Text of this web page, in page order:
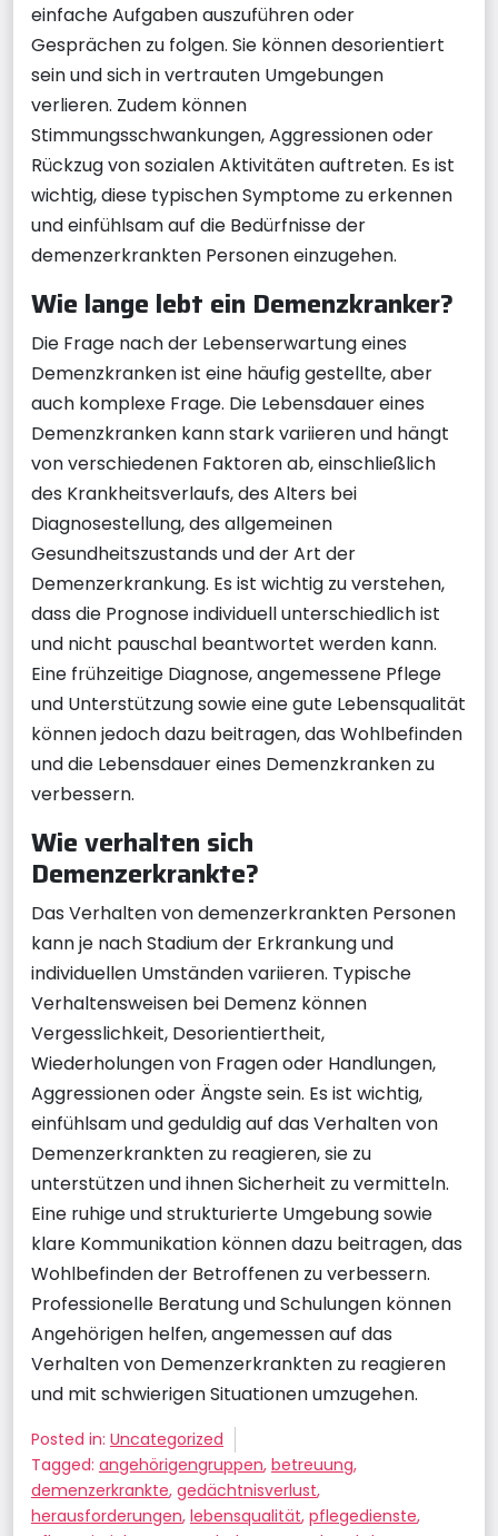
einfache Aufgaben auszuführen oder
Gesprächen zu folgen. Sie können desorientiert
sein und sich in vertrauten Umgebungen
verlieren. Zudem können
Stimmungsschwankungen, Aggressionen oder
Rückzug von sozialen Aktivitäten auftreten. Es ist
wichtig, diese typischen Symptome zu erkennen
und einfühlsam auf die Bedürfnisse der
demenzerkrankten Personen einzugehen.
Wie lange lebt ein Demenzkranker?
Die Frage nach der Lebenserwartung eines
Demenzkranken ist eine häufig gestellte, aber
auch komplexe Frage. Die Lebensdauer eines
Demenzkranken kann stark variieren und hängt
von verschiedenen Faktoren ab, einschließlich
des Krankheitsverlaufs, des Alters bei
Diagnosestellung, des allgemeinen
Gesundheitszustands und der Art der
Demenzerkrankung. Es ist wichtig zu verstehen,
dass die Prognose individuell unterschiedlich ist
und nicht pauschal beantwortet werden kann.
Eine frühzeitige Diagnose, angemessene Pflege
und Unterstützung sowie eine gute Lebensqualität
können jedoch dazu beitragen, das Wohlbefinden
und die Lebensdauer eines Demenzkranken zu
verbessern.
Wie verhalten sich
Demenzerkrankte?
Das Verhalten von demenzerkrankten Personen
kann je nach Stadium der Erkrankung und
individuellen Umständen variieren. Typische
Verhaltensweisen bei Demenz können
Vergesslichkeit, Desorientiertheit,
Wiederholungen von Fragen oder Handlungen,
Aggressionen oder Ängste sein. Es ist wichtig,
einfühlsam und geduldig auf das Verhalten von
Demenzerkrankten zu reagieren, sie zu
unterstützen und ihnen Sicherheit zu vermitteln.
Eine ruhige und strukturierte Umgebung sowie
klare Kommunikation können dazu beitragen, das
Wohlbefinden der Betroffenen zu verbessern.
Professionelle Beratung und Schulungen können
Angehörigen helfen, angemessen auf das
Verhalten von Demenzerkrankten zu reagieren
und mit schwierigen Situationen umzugehen.
Posted in: Uncategorized
Tagged: angehörigengruppen, betreuung,
demenzerkrankte, gedächtnisverlust,
herausforderungen, lebensqualität, pflegedienste,